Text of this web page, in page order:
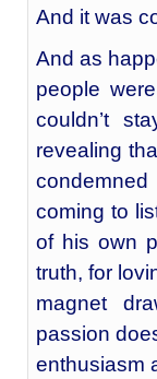
And it was
And as
people
couldn’t
revealing
coming to
of his own
truth, for
magnet
passion
enthusiasm